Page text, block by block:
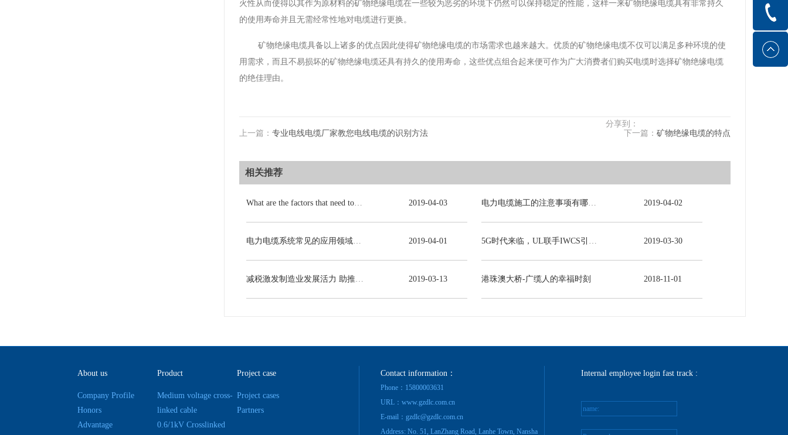
火性从而使得以其作为原材料的矿物绝缘电缆在一些较为恶劣的环境下仍然可以保持稳定的性能，这样一来矿物绝缘电缆具有非常持久
的使用寿命并且无需经常性地对电缆进行更换。
矿物绝缘电缆具备以上诸多的优点因此使得矿物绝缘电缆的市场需求也越来越大。优质的矿物绝缘电缆不仅可以满足多种环境的使
用需求，而且不易损坏的矿物绝缘电缆还具有持久的使用寿命，这些优点组合起来便可作为广大消费者们购买电缆时选择矿物绝缘电缆
的绝佳理由。
分享到：
上一篇： 专业电线电缆厂家教您电线电缆的识别方法 下一篇： 矿物绝缘电缆的特点
相关推荐
2019-04-03 2019-04-02
2019-04-01 2019-03-30
2019-03-13 港珠澳大桥-广缆人的幸福时刻 2018-11-01
About us
Company Profile
Honors
Advantage
Product
Medium voltage cross-
linked cable
0.6/1kV Crosslinked
Project case
Project cases
Partners
Contact information：
Phone：15800003631
URL：www.gzdlc.com.cn
E-mail：gzdlc@gzdlc.com.cn
Address: No. 51, LanZhang Road, Lanhe Town, Nansha
Internal employee login fast track :
name: